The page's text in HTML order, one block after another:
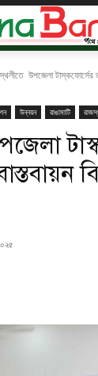
উপজেলা টাস্কফোর্সের
উন্নয়ন রাঙামাটি